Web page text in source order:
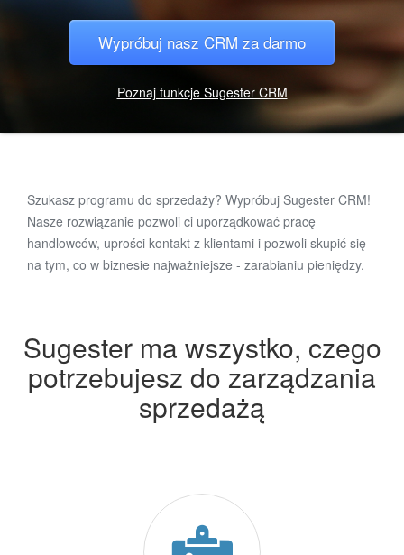
Wypróbuj nasz CRM za darmo
Poznaj funkcje Sugester CRM
Szukasz programu do sprzedaży? Wypróbuj Sugester CRM!
Nasze rozwiązanie pozwoli ci uporządkować pracę
handlowców, uprości kontakt z klientami i pozwoli skupić się
na tym, co w biznesie najważniejsze - zarabianiu pieniędzy.
Sugester ma wszystko, czego
potrzebujesz do zarządzania
sprzedażą